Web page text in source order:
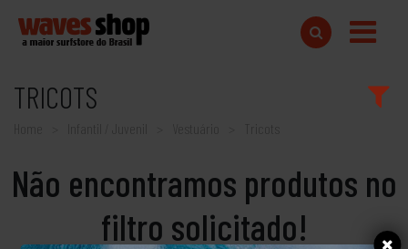
TRICOTS
Home
Não encontramos produtos no
filtro solicitado!